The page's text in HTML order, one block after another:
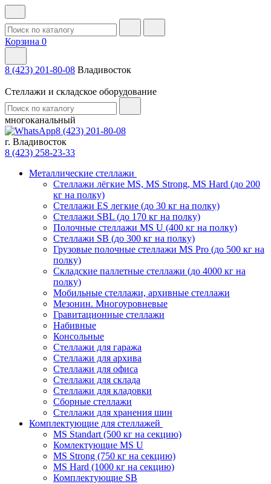
Корзина 0
8 (423) 201-80-08 Владивосток
Стеллажи и складское оборудование
многоканальный
8 (423) 201-80-08
г. Владивосток
8 (423) 258-23-33
Металлические стеллажи
Стеллажи лёгкие MS, MS Strong, MS Hard (до 200
кг на полку)
Стеллажи ES легкие (до 30 кг на полку)
Стеллажи SBL (до 170 кг на полку)
Полочные стеллажи MS U (400 кг на полку)
Стеллажи SB (до 300 кг на полку)
Грузовые полочные стеллажи MS Pro (до 500 кг на
полку)
Складские паллетные стеллажи (до 4000 кг на
полку)
Мобильные стеллажи, архивные стеллажи
Мезонин. Многоуровневые
Гравитационные стеллажи
Набивные
Консольные
Стеллажи для гаража
Стеллажи для архива
Стеллажи для офиса
Стеллажи для склада
Стеллажи для кладовки
Сборные стеллажи
Стеллажи для хранения шин
Комплектующие для стеллажей
MS Standart (500 кг на секцию)
Комлектующие MS U
MS Strong (750 кг на секцию)
MS Hard (1000 кг на секцию)
Комплектующие SB